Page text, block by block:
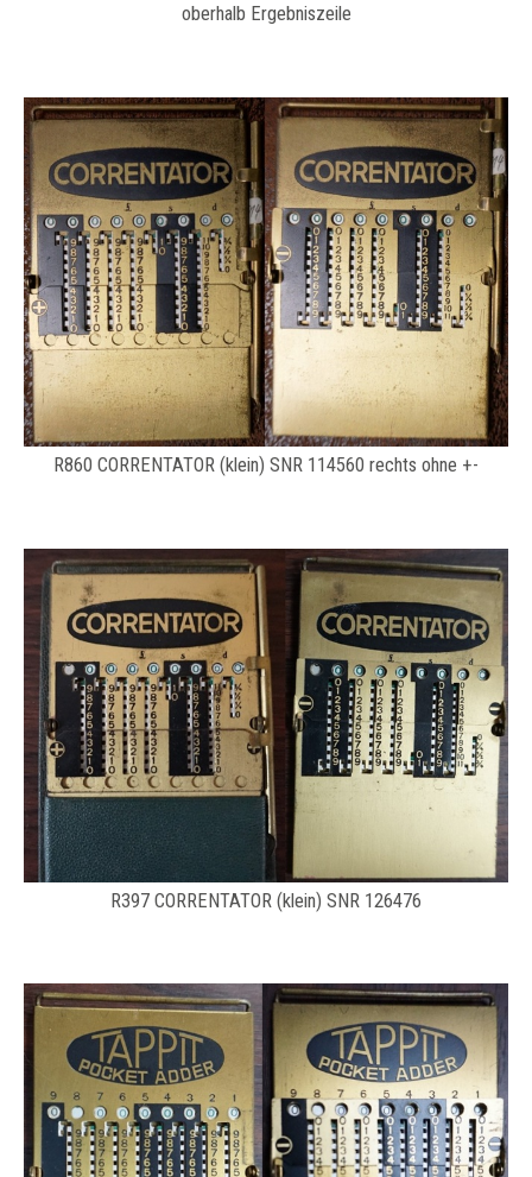
oberhalb Ergebniszeile
R860 CORRENTATOR (klein) SNR 114560 rechts ohne +-
R397 CORRENTATOR (klein) SNR 126476